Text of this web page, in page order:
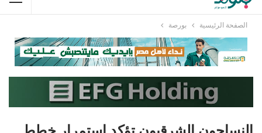
الصفحة الرئيسية بورصة